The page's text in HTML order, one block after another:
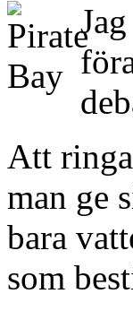
Att
man ge
bara
som